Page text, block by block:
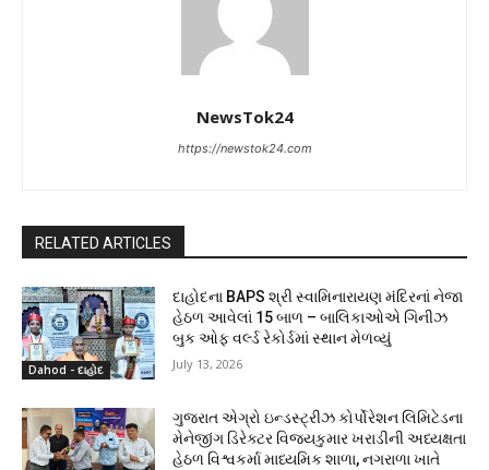
NewsTok24
https://newstok24.com
RELATED ARTICLES
Dahod - દાહોદ
દાહોદના BAPS શ્રી સ્વામિનારાયણ મંદિરનાં નેજા
હેઠળ આવેલાં 15 બાળ – બાલિકાઓએ ગિનીઝ
બુક ઓફ વર્લ્ડ રેકોર્ડમાં સ્થાન મેળવ્યું
July 13, 2026
ગુજરાત એગ્રો ઇન્ડસ્ટ્રીઝ કોર્પોરેશન લિમિટેડના
મેનેજીંગ ડિરેક્ટર વિજયકુમાર ખરાડીની અધ્યક્ષતા
હેઠળ વિશ્વકર્મા માધ્યમિક શાળા, નગરાળા ખાતે